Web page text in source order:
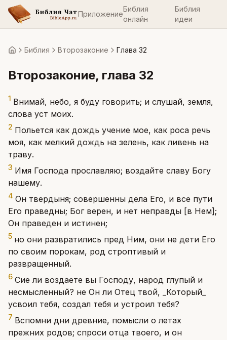
Приложение
Библия
онлайн
Библия
идеи
ГлавнаяБиблия Второзаконие Глава 32
Второзаконие, глава 32
1 Внимай, небо, я буду говорить; и слушай, земля,
слова уст моих.
2 Польется как дождь учение мое, как роса речь
моя, как мелкий дождь на зелень, как ливень на
траву.
3 Имя Господа прославляю; воздайте славу Богу
нашему.
4 Он твердыня; совершенны дела Его, и все пути
Его праведны; Бог верен, и нет неправды [в Нем];
Он праведен и истинен;
5 но они развратились пред Ним, они не дети Его
по своим порокам, род строптивый и
развращенный.
6 Сие ли воздаете вы Господу, народ глупый и
несмысленный? не Он ли Отец твой, _Который_
усвоил тебя, создал тебя и устроил тебя?
7 Вспомни дни древние, помысли о летах
прежних родов; спроси отца твоего, и он